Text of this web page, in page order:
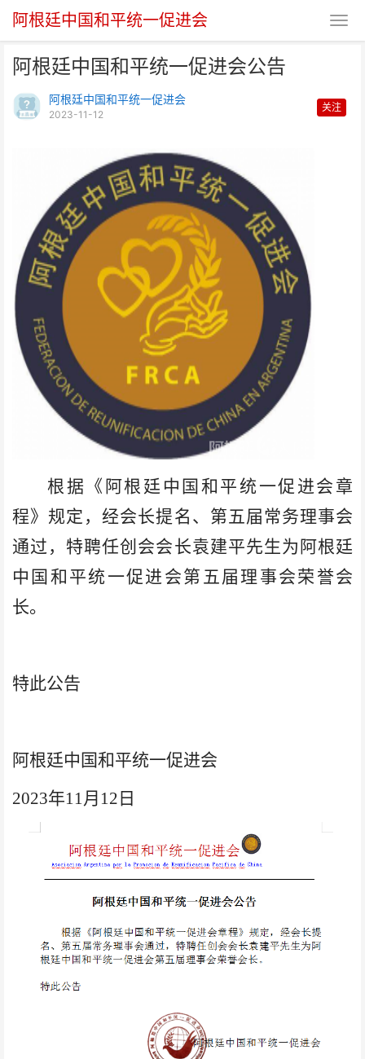
阿根廷中国和平统一促进会
阿根廷中国和平统一促进会公告
阿根廷中国和平统一促进会
2023-11-12
关注
根据《阿根廷中国和平统一促进会章
程》规定，经会长提名、第五届常务理事会
通过，特聘任创会会长袁建平先生为阿根廷
中国和平统一促进会第五届理事会荣誉会
长。
特此公告
阿根廷中国和平统一促进会
2023年11月12日
阿根廷中国和平统一促进会公告